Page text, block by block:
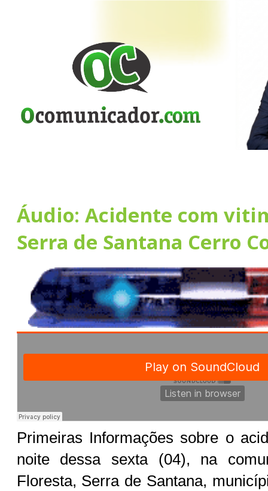
Áudio: Acidente com
Serra de Santana Cerro
Primeiras Informações sobre o
noite dessa sexta (04), na
Floresta, Serra de Santana,